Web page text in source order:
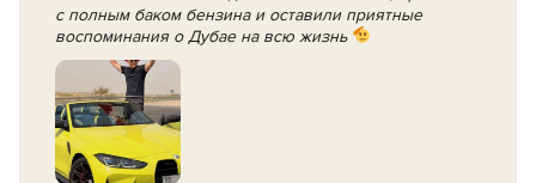
с полным баком бензина и оставили приятные
воспоминания о Дубае на всю жизнь